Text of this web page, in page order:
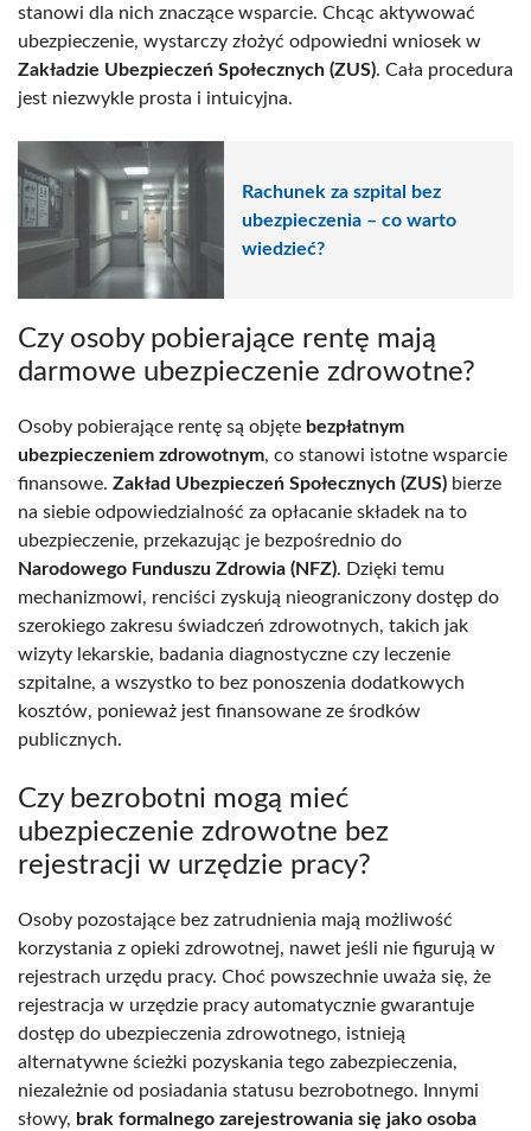
stanowi dla nich znaczące wsparcie. Chcąc aktywować
ubezpieczenie, wystarczy złożyć odpowiedni wniosek w
Zakładzie Ubezpieczeń Społecznych (ZUS). Cała procedura
jest niezwykle prosta i intuicyjna.
Rachunek za szpital bez
ubezpieczenia – co warto
wiedzieć?
Czy osoby pobierające rentę mają
darmowe ubezpieczenie zdrowotne?
Osoby pobierające rentę są objęte bezpłatnym
ubezpieczeniem zdrowotnym, co stanowi istotne wsparcie
finansowe. Zakład Ubezpieczeń Społecznych (ZUS) bierze
na siebie odpowiedzialność za opłacanie składek na to
ubezpieczenie, przekazując je bezpośrednio do
Narodowego Funduszu Zdrowia (NFZ). Dzięki temu
mechanizmowi, renciści zyskują nieograniczony dostęp do
szerokiego zakresu świadczeń zdrowotnych, takich jak
wizyty lekarskie, badania diagnostyczne czy leczenie
szpitalne, a wszystko to bez ponoszenia dodatkowych
kosztów, ponieważ jest finansowane ze środków
publicznych.
Czy bezrobotni mogą mieć
ubezpieczenie zdrowotne bez
rejestracji w urzędzie pracy?
Osoby pozostające bez zatrudnienia mają możliwość
korzystania z opieki zdrowotnej, nawet jeśli nie figurują w
rejestrach urzędu pracy. Choć powszechnie uważa się, że
rejestracja w urzędzie pracy automatycznie gwarantuje
dostęp do ubezpieczenia zdrowotnego, istnieją
alternatywne ścieżki pozyskania tego zabezpieczenia,
niezależnie od posiadania statusu bezrobotnego. Innymi
słowy, brak formalnego zarejestrowania się jako osoba